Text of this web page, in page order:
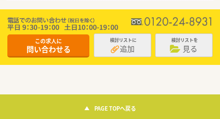
この求人に
問い合わせる
検討リストに
追加
検討リストを
見る
PAGE TOPへ戻る